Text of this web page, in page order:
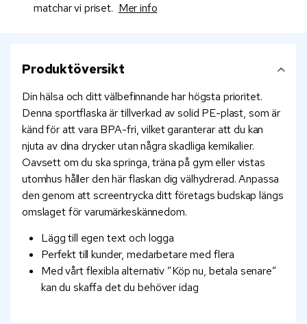
matchar vi priset. Mer info
Produktöversikt
Din hälsa och ditt välbefinnande har högsta prioritet.
Denna sportflaska är tillverkad av solid PE-plast, som är
känd för att vara BPA-fri, vilket garanterar att du kan
njuta av dina drycker utan några skadliga kemikalier.
Oavsett om du ska springa, träna på gym eller vistas
utomhus håller den här flaskan dig välhydrerad. Anpassa
den genom att screentrycka ditt företags budskap längs
omslaget för varumärkeskännedom.
Lägg till egen text och logga
Perfekt till kunder, medarbetare med flera
Med vårt flexibla alternativ ”Köp nu, betala senare”
kan du skaffa det du behöver idag